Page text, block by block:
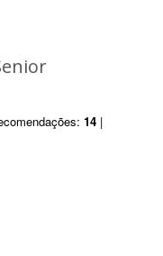
14 |